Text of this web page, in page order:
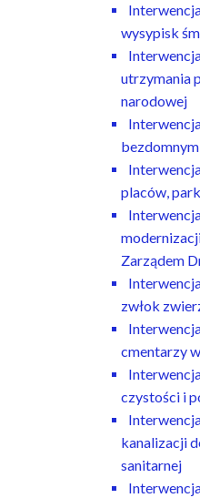
wysypisk
utrzymania
narodowej
placów,
Zarządem
zwłok
cmentarzy
czystości i
kanalizacji
sanitarnej